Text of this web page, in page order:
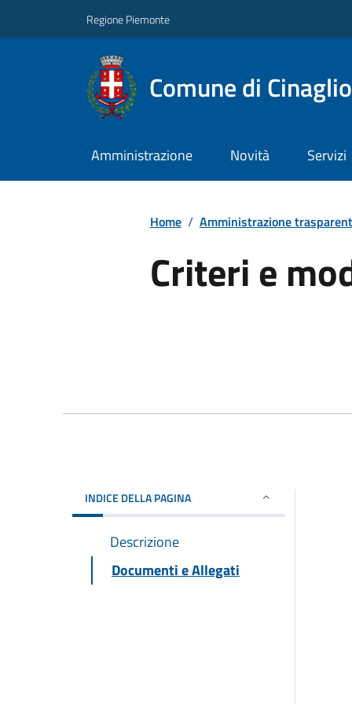
Regione Piemonte
Comune di Cinaglio
Amministrazione Novità Servizi
Home / Amministrazione
Criteri e
INDICE DELLA PAGINA
Descrizione
Documenti e Allegati